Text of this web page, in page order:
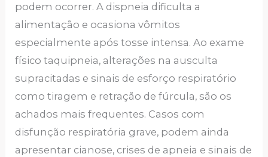
podem ocorrer. A dispneia dificulta a
alimentação e ocasiona vômitos
especialmente após tosse intensa. Ao exame
físico taquipneia, alterações na ausculta
supracitadas e sinais de esforço respiratório
como tiragem e retração de fúrcula, são os
achados mais frequentes. Casos com
disfunção respiratória grave, podem ainda
apresentar cianose, crises de apneia e sinais de